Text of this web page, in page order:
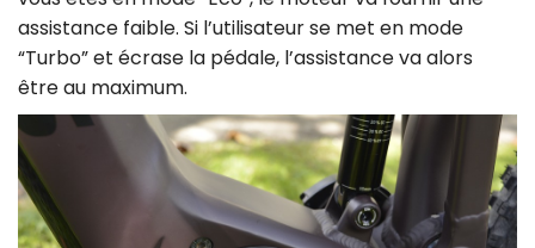
assistance faible. Si l’utilisateur se met en mode
“Turbo” et écrase la pédale, l’assistance va alors
être au maximum.